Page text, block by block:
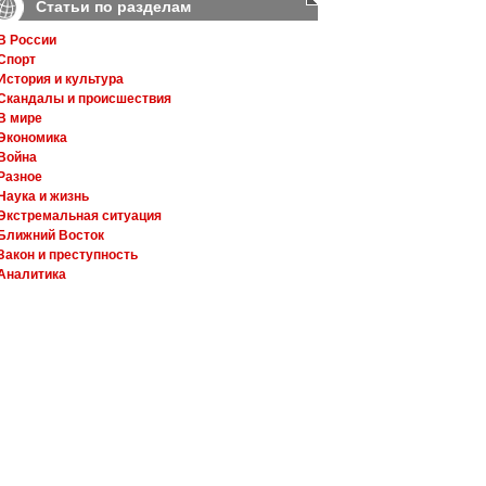
Статьи по разделам
В России
История и культура
и происшествия
В мире
Война
Разное
Наука и жизнь
ситуация
Ближний Восток
и преступность